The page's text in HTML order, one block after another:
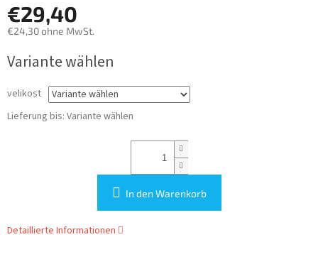
€29,40
€24,30 ohne MwSt.
Variante wählen
velikost
Lieferung bis: Variante wählen
In den Warenkorb
Detaillierte Informationen